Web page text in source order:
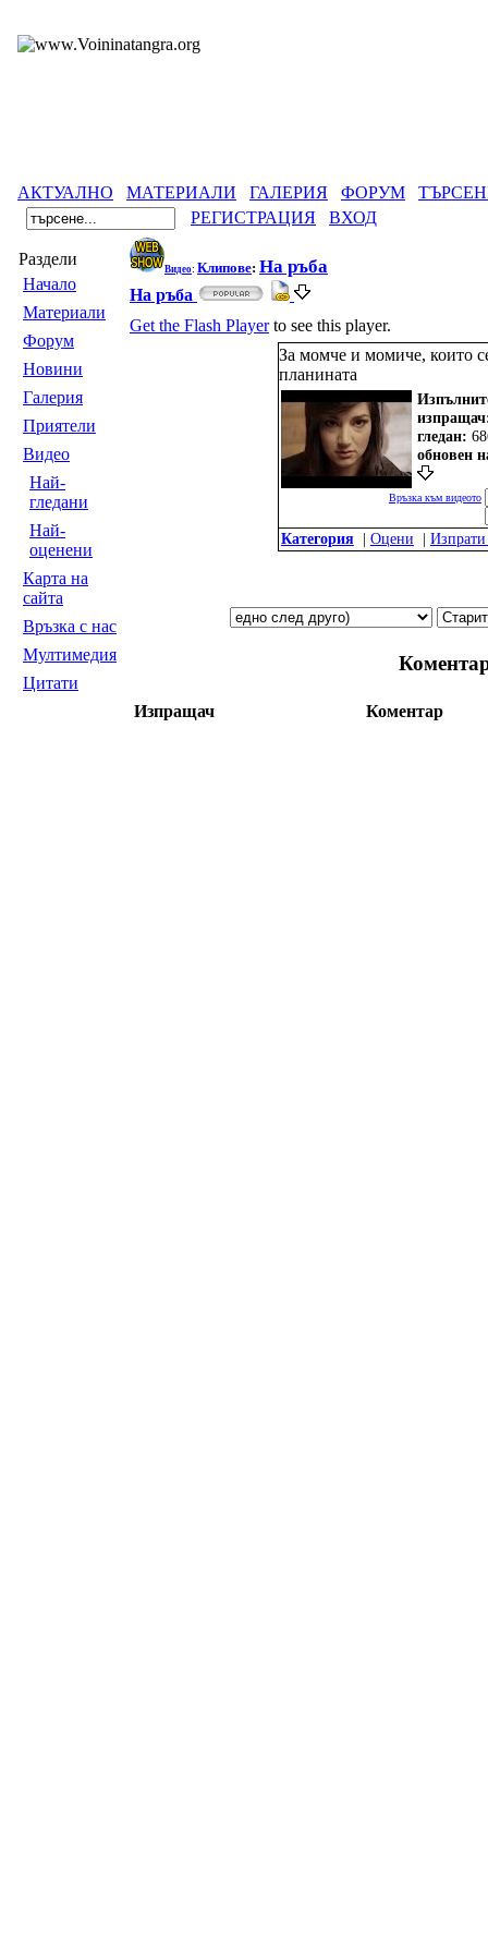
АКТУАЛНО МАТЕРИАЛИ ГАЛЕРИЯ ФОРУМ
РЕГИСТРАЦИЯ
ВХОД
Раздели
Началo
Материали
Форум
Новини
Галерия
Приятели
Видео
Най-
гледани
Най-
оценени
Карта на
сайта
Връзка с нас
Мултимедия
Цитати
Видео: Клипове: На ръба
На ръба
Get the Flash Playerto see this player.
За момче и момиче, които
планината
гледан:
oбновен
Връзка към видеото
Категория| Оцени
Изпращач Коментар